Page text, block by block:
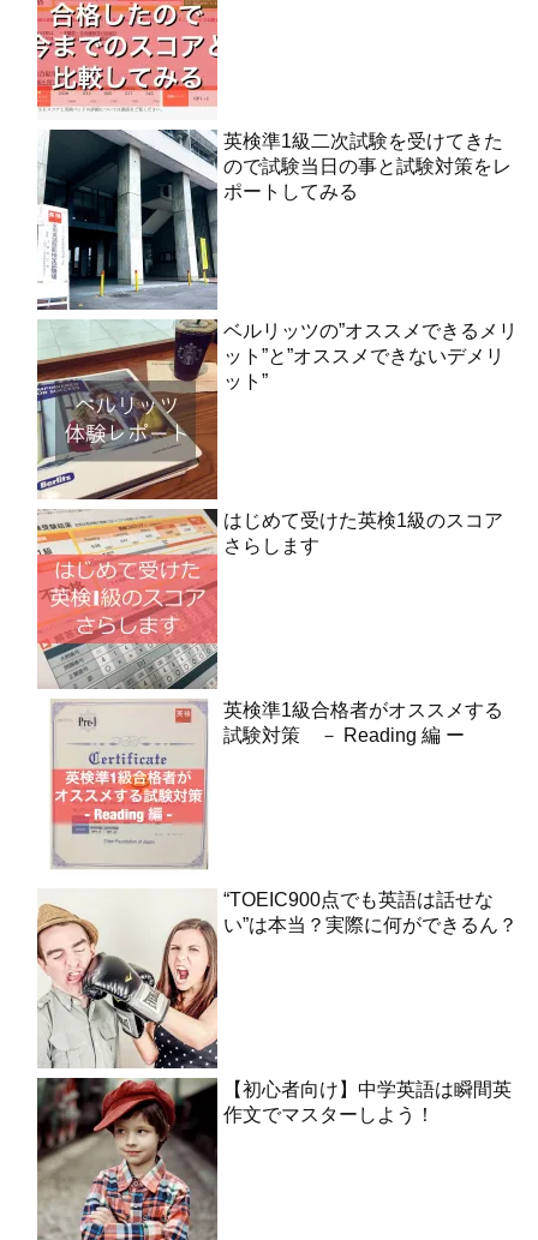
英検準1級二次試験を受けてきた
ので試験当日の事と試験対策をレ
ポートしてみる
ベルリッツの”オススメできるメリ
ット”と”オススメできないデメリ
ット”
はじめて受けた英検1級のスコア
さらします
英検準1級合格者がオススメする
試験対策 － Reading 編 ー
“TOEIC900点でも英語は話せな
い”は本当？実際に何ができるん？
【初心者向け】中学英語は瞬間英
作文でマスターしよう！